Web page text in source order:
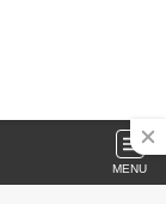
MENU